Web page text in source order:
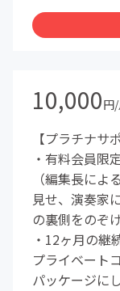
10,000円
【プラチナサ
・有料会員限
（編集長に
見せ、演奏家
の裏側をのぞ
・12ヶ月の継
プライベート
パッケージに